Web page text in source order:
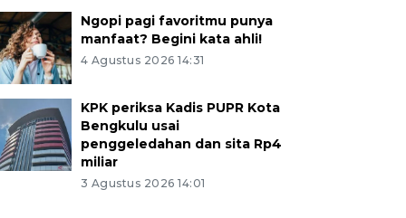
Ngopi pagi favoritmu punya
manfaat? Begini kata ahli!
4 Agustus 2026 14:31
KPK periksa Kadis PUPR Kota
Bengkulu usai
penggeledahan dan sita Rp4
miliar
3 Agustus 2026 14:01